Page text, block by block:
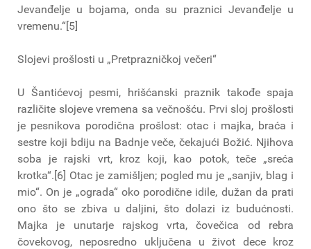
Jevanđelje u bojama, onda su praznici Jevanđelje u
vremenu.“[5]
Slojevi prošlosti u „Pretprazničkoj večeri“
U Šantićevoj pesmi, hrišćanski praznik takođe spaja
različite slojeve vremena sa večnošću. Prvi sloj prošlosti
je pesnikova porodična prošlost: otac i majka, braća i
sestre koji bdiju na Badnje veče, čekajući Božić. Njihova
soba je rajski vrt, kroz koji, kao potok, teče „sreća
krotka“.[6] Otac je zamišljen; pogled mu je „sanjiv, blag i
mio“. On je „ograda“ oko porodične idile, dužan da prati
ono što se zbiva u daljini, što dolazi iz budućnosti.
Majka je unutarje rajskog vrta, čovečica od rebra
čovekovog, neposredno uključena u život dece kroz